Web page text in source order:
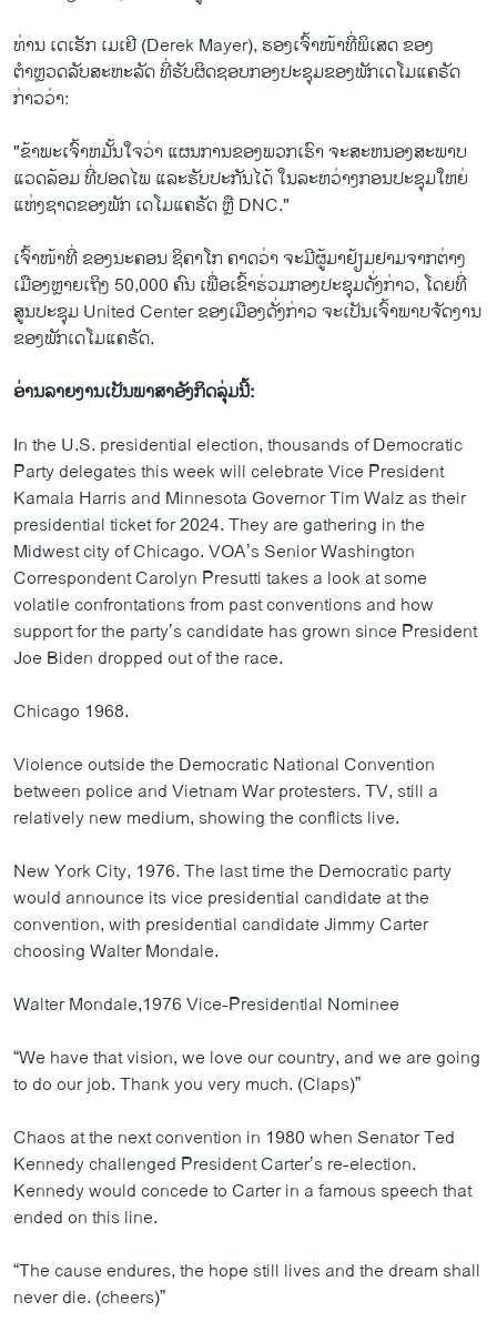
ທ່ານ ເດເຣັກ ເມເຢີ (Derek Mayer), ຮອງ​ເຈົ້າໜ້າທີ່ພິເສດ ​ຂອງ
ຕຳຫຼວດລັບ​ສະຫະລັດ ທີ່​ຮັບຜິດຊອບ​ກອງປະຊຸມຂອງພັກເດໂມແຄຣັດ
ກ່າວວ່າ:
"ຂ້າພະເຈົ້າຫມັ້ນໃຈວ່າ ແຜນການຂອງພວກເຮົາ ຈະສະຫນອງສະພາບ
ແວດລ້ອມ ທີ່ປອດໄພ ແລະຮັບປະກັນໄດ້ ໃນລະຫວ່າງກອນປະຊຸມໃຫຍ່
ແຫ່ງຊາດຂອງພັກ ເດໂມແຄຣັດ ຫຼື DNC."
ເຈົ້າ​ໜ້າ​ທີ່ ຂອງນະຄອນ ຊິຄາໂກ ຄາດ​ວ່າ ​ຈະ​ມີ​ຜູ້ມາຢ້ຽມຢາມຈາກຕ່າງ
ເມືອງ​ຫຼາຍ​ເຖິງ 50,000 ຄົນ​ ​ເພື່ອເຂົ້າ​ຮ່ວມ​ກອງ​ປະ​ຊຸມດັ່ງກ່າວ, ໂດຍ​ທີ່​
ສູນປະຊຸມ United Center ຂອງເມືອງ​ດັ່ງ​ກ່າວ ຈະເປັນເຈົ້າພາບຈັດ​ງານ​
ຂອງ​ພັກ​ເດ​ໂມ​ແຄ​ຣັດ.
ອ່ານລາຍງານເປັນພາສາອັງກິດລຸ່ມນີ້:
In the U.S. presidential election, thousands of Democratic
Party delegates this week will celebrate Vice President
Kamala Harris and Minnesota Governor Tim Walz as their
presidential ticket for 2024. They are gathering in the
Midwest city of Chicago. VOA’s Senior Washington
Correspondent Carolyn Presutti takes a look at some
volatile confrontations from past conventions and how
support for the party’s candidate has grown since President
Joe Biden dropped out of the race.
Chicago 1968.
Violence outside the Democratic National Convention
between police and Vietnam War protesters. TV, still a
relatively new medium, showing the conflicts live.
New York City, 1976. The last time the Democratic party
would announce its vice presidential candidate at the
convention, with presidential candidate Jimmy Carter
choosing Walter Mondale.
Walter Mondale,1976 Vice-Presidential Nominee
“We have that vision, we love our country, and we are going
to do our job. Thank you very much. (Claps)”
Chaos at the next convention in 1980 when Senator Ted
Kennedy challenged President Carter’s re-election.
Kennedy would concede to Carter in a famous speech that
ended on this line.
“The cause endures, the hope still lives and the dream shall
never die. (cheers)”